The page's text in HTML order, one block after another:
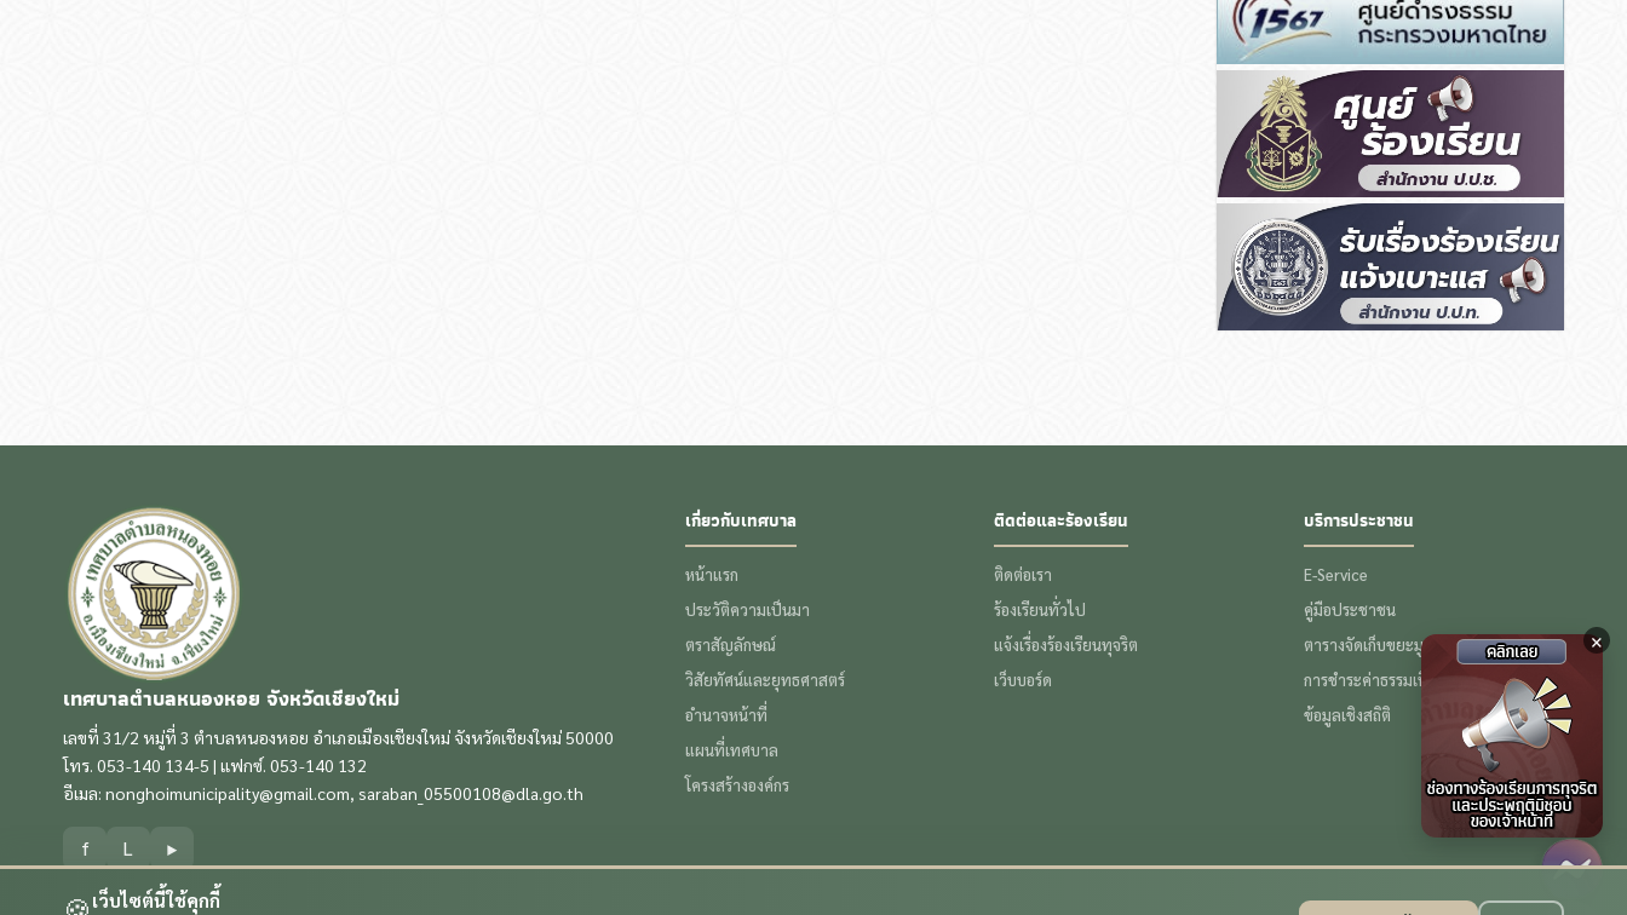
เว็บไซต์นี้ใช้คุกกี้
เทศบาลตำบลหนองหอย จังหวัดเชียงใหม่
เลขที่ 31/2 หมู่ที่ 3 ตำบลหนองหอย อำเภอเมืองเชียงใหม่ จังหวัดเชียงใหม่ 50000
โทร. 053-140 134-5 | แฟกซ์. 053-140 132
อีเมล: nonghoimunicipality@gmail.com saraban_05500108@dla.go.th
f L ▶
เกี่ยวกับเทศบาล
หน้าแรก
ประวัติความเป็นมา
ตราสัญลักษณ์
วิสัยทัศน์และยุทธศาสตร์
อำนาจหน้าที่
แผนที่เทศบาล
โครงสร้างองค์กร
ติดต่อและร้องเรียน
ติดต่อเรา
ร้องเรียนทั่วไป
แจ้งเรื่องร้องเรียนทุจริต
เว็บบอร์ด
บริการประชาชน
E-Service
คู่มือประชาชน
ตารางจัดเก็บขยะมูลฝอย
การชำระค่าธรรมเนียมขยะ
ข้อมูลเชิงสถิติ
×